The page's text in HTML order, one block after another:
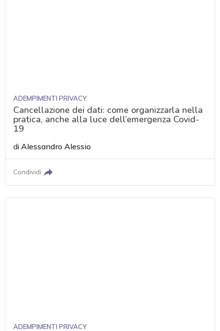
ADEMPIMENTI PRIVACY
Cancellazione dei dati: come organizzarla nella
pratica, anche alla luce dell’emergenza Covid-
19
diAlessandro Alessio
Condividi
ADEMPIMENTI PRIVACY